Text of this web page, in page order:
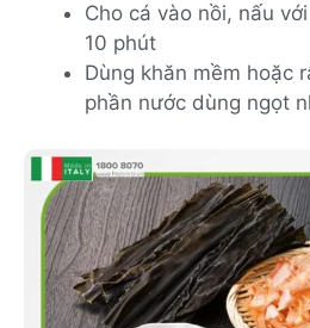
Cho cá vào nồi, nấu
10 phút
Dùng khăn mềm hoặc
phần nước dùng ngọt